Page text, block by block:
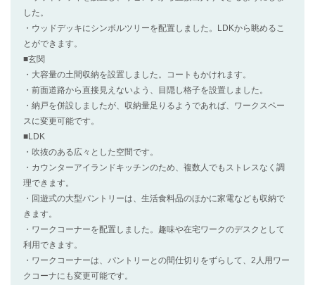
した。
・ウッドデッキにシンボルツリーを配置しました。LDKから眺めるこ
とができます。
■玄関
・大容量の土間収納を設置しました。コートもかけれます。
・前面道路から直接見えないよう、目隠し格子を設置しました。
・納戸を併設しましたが、収納量足りるようであれば、ワークスペー
スに変更可能です。
■LDK
・吹抜のある広々とした空間です。
・カウンターアイランドキッチンのため、複数人でもストレスなく調
理できます。
・回遊式の大型パントリーは、生活食料品のほかに家電なども収納で
きます。
・ワークコーナーを配置しました。趣味や在宅ワークのデスクとして
利用できます。
・ワークコーナーは、パントリーとの間仕切りをずらして、2人用ワー
クコーナにも変更可能です。